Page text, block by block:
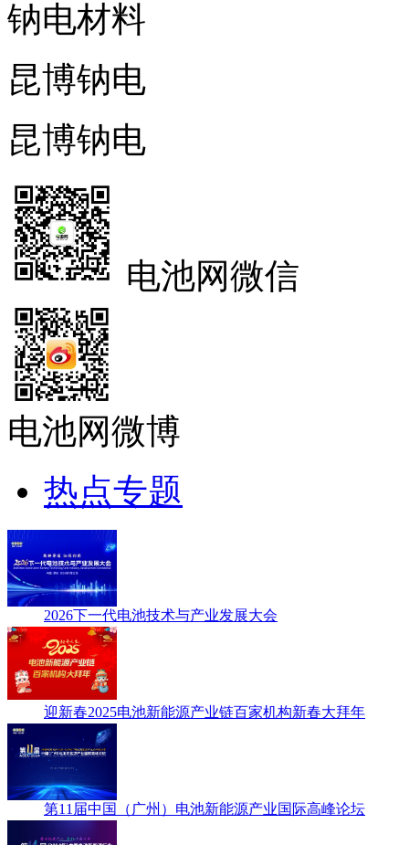
钠电材料
昆博钠电
昆博钠电
电池网微信
电池网微博
热点专题
2026下一代电池技术与产业发展大会
迎新春2025电池新能源产业链百家机构新春大拜年
第11届中国（广州）电池新能源产业国际高峰论坛